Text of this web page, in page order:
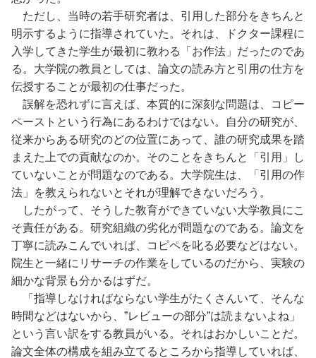
ただし、当時の若手研究者は、引用した部分をきちんと
明示するように指導されていた。それは、ドクター課程に
入学してきた学生が最初に教わる「お作法」だったのであ
る。大学院の教員としては、論文の読み方と引用の仕方を
伝授することが最初の仕事だった。
誤解を恐れずに言えば、本質的に深刻な問題は、コピー
ペーストという行為にあるわけではない。自分の研究が、
従来からある研究のどの位置にあって、誰の研究成果を踏
まえた上での貢献なのか。そのことをきちんと「引用」し
ていないことが問題なのである。大学院生は、「引用の作
法」を教えられないとそれが理解できないだろう。
したがって、そうした教育ができていない大学教員にこ
そ責任がある。研究組織の劣化が問題なのである。論文を
丁寧に読みこんでいれば、コピペを叱る必要などはない。
院生と一緒にリサーチの作業をしているのだから、実験の
細かな背景も分かるはずだ。
「指導しなければならない学生がたくさんいて、そんな
時間などはないから、”レビューの部分”は読まないよね」
という言い訳をする教員がいる。それはおかしいことだ。
論文全体の構成を組み立てるところから指導していれば、